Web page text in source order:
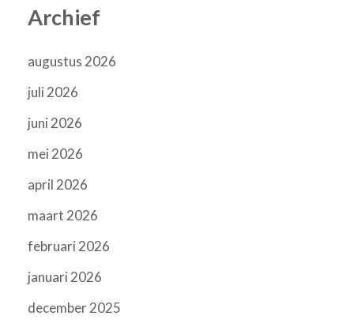
Archief
augustus 2026
juli 2026
juni 2026
mei 2026
april 2026
maart 2026
februari 2026
januari 2026
december 2025